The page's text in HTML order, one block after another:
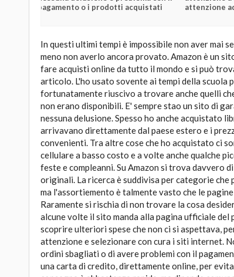
pagamento o i prodotti acquistati
attenzione
In questi ultimi tempi è impossibile non aver mai
meno non averlo ancora provato. Amazon è un
fare acquisti online da tutto il mondo e si può
articolo. L'ho usato sovente ai tempi della scuola
fortunatamente riuscivo a trovare anche quelli
non erano disponibili. E' sempre stao un sito di
nessuna delusione. Spesso ho anche acquistato
arrivavano direttamente dal paese estero e i
convenienti. Tra altre cose che ho acquistato ci
cellulare a basso costo e a volte anche qualche
feste e compleanni. Su Amazon si trova davvero
originali. La ricerca è suddivisa per categorie
ma l'assortiemento è talmente vasto che le
Raramente si rischia di non trovare la cosa
alcune volte il sito manda alla pagina ufficiale del
scoprire ulteriori spese che non ci si aspettava,
attenzione e selezionare con cura i siti internet.
ordini sbagliati o di avere problemi con il
una carta di credito, direttamente online, per